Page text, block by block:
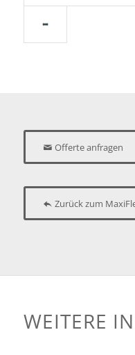
Offerte anfragen
Zurück zum
WEITERE